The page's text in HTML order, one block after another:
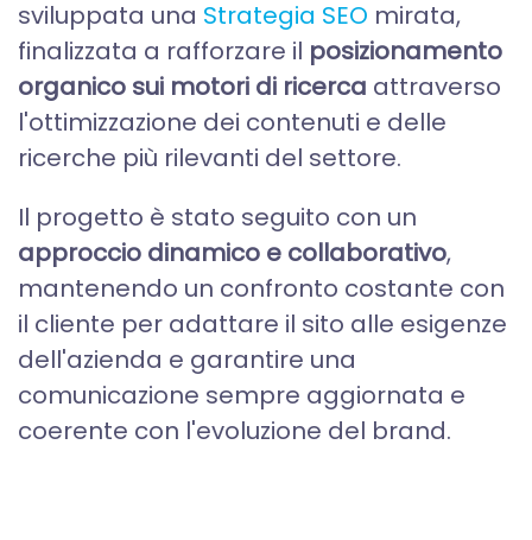
sviluppata una Strategia SEO mirata,
finalizzata a rafforzare il posizionamento
organico sui motori di ricerca attraverso
l'ottimizzazione dei contenuti e delle
ricerche più rilevanti del settore.
Il progetto è stato seguito con un
approccio dinamico e collaborativo,
mantenendo un confronto costante con
il cliente per adattare il sito alle esigenze
dell'azienda e garantire una
comunicazione sempre aggiornata e
coerente con l'evoluzione del brand.